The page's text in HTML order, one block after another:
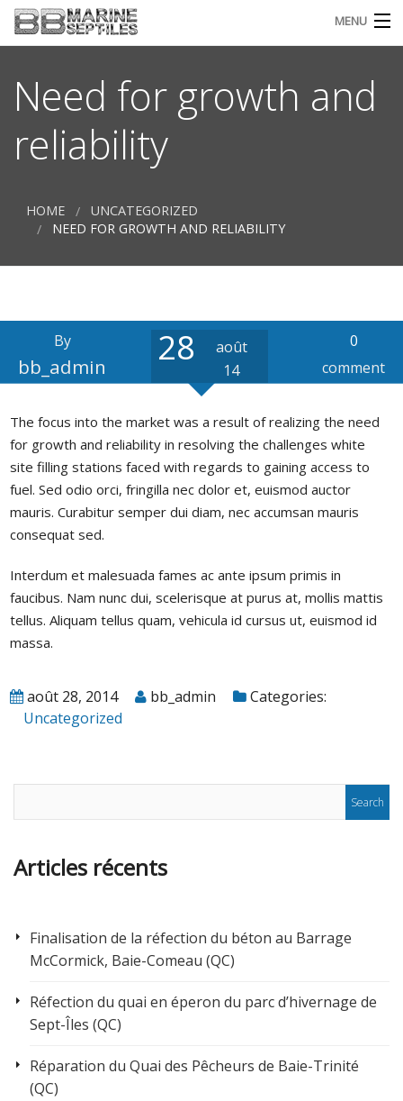
MENU
L’ENTREPRISE
QUALIFICATION ET CERTIFICATIONS
FRANÇAIS
Need for growth and
reliability
HOME
UNCATEGORIZED
NEED FOR GROWTH AND RELIABILITY
By
bb_admin 28
août
14
0
comment
The focus into the market was a result of realizing the need
for growth and reliability in resolving the challenges white
site filling stations faced with regards to gaining access to
fuel. Sed odio orci, fringilla nec dolor et, euismod auctor
mauris. Curabitur semper dui diam, nec accumsan mauris
consequat sed.
Interdum et malesuada fames ac ante ipsum primis in
faucibus. Nam nunc dui, scelerisque at purus at, mollis mattis
tellus. Aliquam tellus quam, vehicula id cursus ut, euismod id
massa.
août 28, 2014 bb_admin
Categories:
Uncategorized
Articles récents
Finalisation de la réfection du béton au Barrage
McCormick, Baie-Comeau (QC)
Réfection du quai en éperon du parc d’hivernage de
Sept-Îles (QC)
Réparation du Quai des Pêcheurs de Baie-Trinité
(QC)